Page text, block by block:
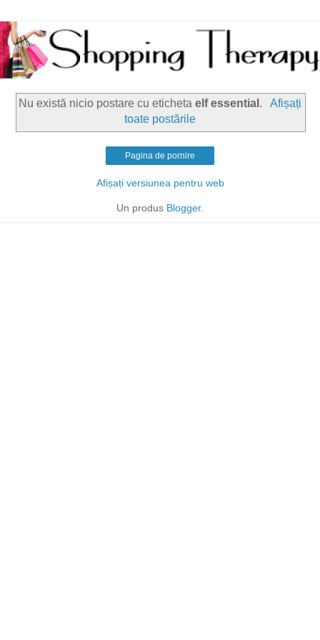
Nu există nicio postare cu etichetaelf essential .
Afișați
toate postările
Pagina de pornire
Afișați versiunea pentru web
Un produs Blogger.